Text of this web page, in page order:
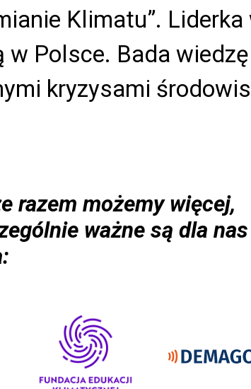
Klimatu”.
w Polsce. Bada
kryzysami
razem możemy więcej,
ważne są dla nas